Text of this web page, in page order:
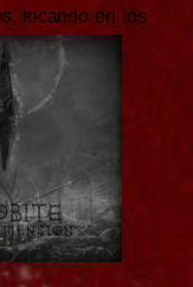
tocando en los